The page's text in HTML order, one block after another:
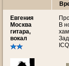
Евгения
Москва
гитара,
вокал
В